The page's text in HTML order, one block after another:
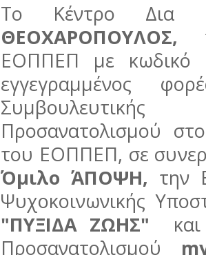
Το Κέντρο Δια
ΘΕΟΧΑΡΟΠΟΥΛΟΣ,
ΕΟΠΠΕΠ με κωδικό
εγγεγραμμένος
Προσανατολισμού
του ΕΟΠΠΕΠ, σε
Όμιλο ΆΠΟΨΗ, την
Ψυχοκοινωνικής
"ΠΥΞΙΔΑ ΖΩΗΣ"
Προσανατολισμού